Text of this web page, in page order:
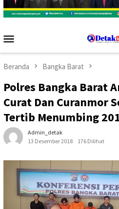
Mobile
Beranda Bangka Barat
Polres Bangka Barat
Curat Dan Curanmor
Tertib Menumbing
Admin_detak
13 Desember 2018
176 Dilihat